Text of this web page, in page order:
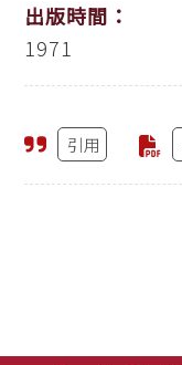
出版時間：
1971
引用